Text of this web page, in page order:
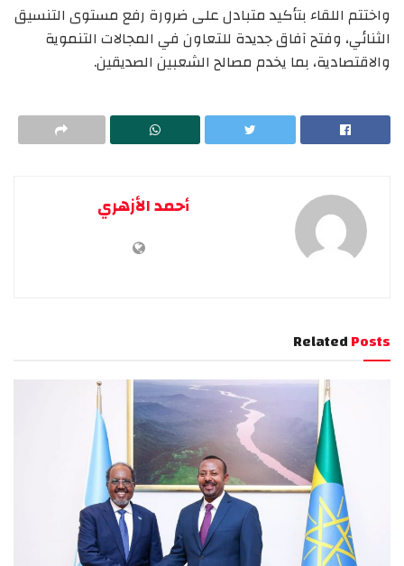
واختتم اللقاء بتأكيد متبادل على ضرورة رفع مستوى التنسيق
الثنائي، وفتح آفاق جديدة للتعاون في المجالات التنموية
والاقتصادية، بما يخدم مصالح الشعبين الصديقين.
أحمد الأزهري
RelatedPosts